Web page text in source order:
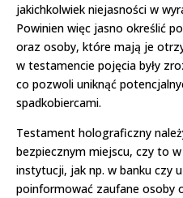
jakichkolwiek niejasności w
Powinien więc jasno określić
oraz osoby, które mają je
w testamencie pojęcia były
co pozwoli uniknąć
spadkobiercami.
Testament holograficzny
bezpiecznym miejscu, czy to
instytucji, jak np. w banku czy
poinformować zaufane osoby